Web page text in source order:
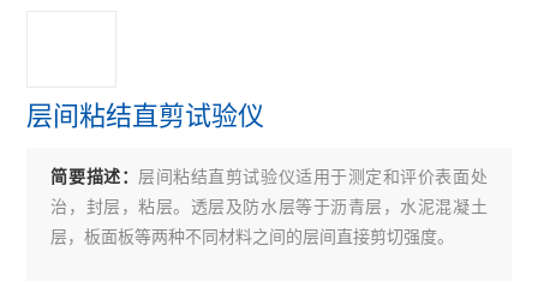
乳化沥青稀浆封层试验仪
沥青溢流水箱
沥青混合料路面构造深度仪
层间粘结直剪试验仪
简要描述： 层间粘结直剪试验仪适用于测定和评价表面处
治，封层，粘层。透层及防水层等于沥青层，水泥混凝土
层，板面板等两种不同材料之间的层间直接剪切强度。